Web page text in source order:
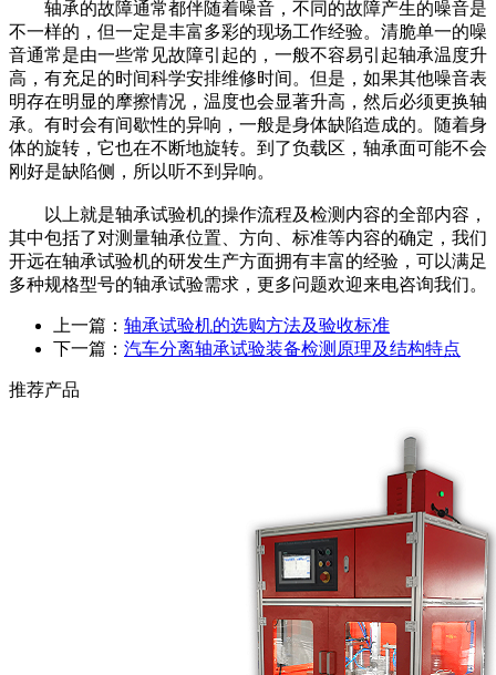
轴承的故障通常都伴随着噪音，不同的故障产生的噪音是
不一样的，但一定是丰富多彩的现场工作经验。清脆单一的噪
音通常是由一些常见故障引起的，一般不容易引起轴承温度升
高，有充足的时间科学安排维修时间。但是，如果其他噪音表
明存在明显的摩擦情况，温度也会显著升高，然后必须更换轴
承。有时会有间歇性的异响，一般是身体缺陷造成的。随着身
体的旋转，它也在不断地旋转。到了负载区，轴承面可能不会
刚好是缺陷侧，所以听不到异响。
以上就是轴承试验机的操作流程及检测内容的全部内容，
其中包括了对测量轴承位置、方向、标准等内容的确定，我们
开远在轴承试验机的研发生产方面拥有丰富的经验，可以满足
多种规格型号的轴承试验需求，更多问题欢迎来电咨询我们。
上一篇： 轴承试验机的选购方法及验收标准
下一篇： 汽车分离轴承试验装备检测原理及结构特点
推荐产品